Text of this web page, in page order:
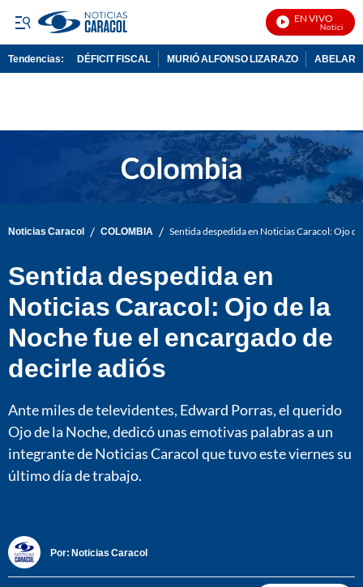
EN VIVO
Noticias
Tendencias: DÉFICIT FISCAL MURIÓ ALFONSO LIZARAZO
Noticias Caracol / COLOMBIA / Sentida despedida en Noticias Caracol: Ojo
Sentida despedida en
Noticias Caracol: Ojo de la
Noche fue el encargado de
decirle adiós
Ante miles de televidentes, Edward Porras, el querido
Ojo de la Noche, dedicó unas emotivas palabras a un
integrante de Noticias Caracol que tuvo este viernes su
último día de trabajo.
Por: Noticias Caracol